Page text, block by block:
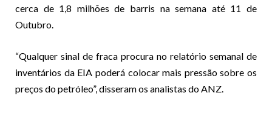
cerca de 1,8 milhões de barris na semana até 11 de
Outubro.
“Qualquer sinal de fraca procura no relatório semanal de
inventários da EIA poderá colocar mais pressão sobre os
preços do petróleo”, disseram os analistas do ANZ.